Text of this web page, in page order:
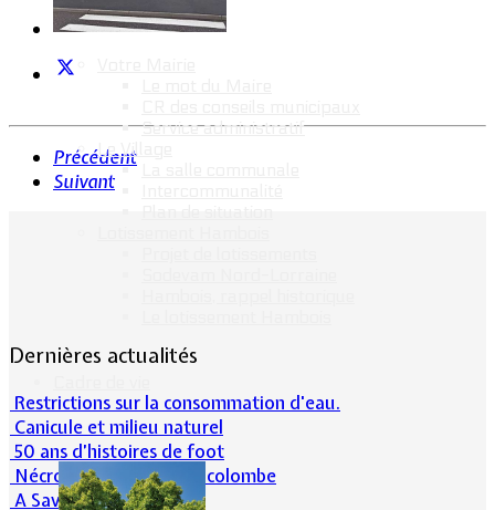
Service administratif
Le Village
Précédent
Suivant
Dernières actualités
Restrictions sur la consommation d'eau.
Canicule et milieu naturel
50 ans d’histoires de foot
Nécrologie : Norbert Lacolombe
A Savoir-Juin 2026